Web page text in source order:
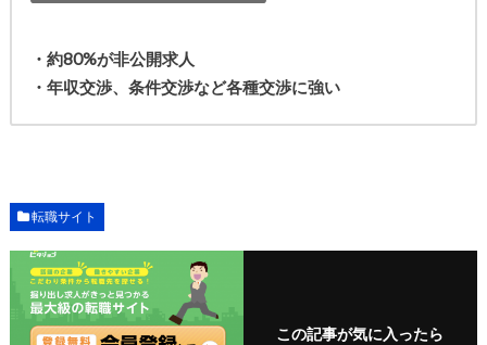
・約80%が非公開求人
・年収交渉、条件交渉など各種交渉に強い
転職サイト
この記事が気に入ったら